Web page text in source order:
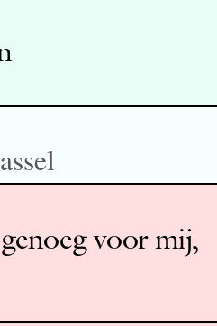
voor mij,